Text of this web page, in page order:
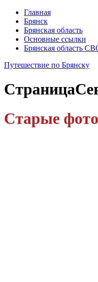
Главная
Брянск
Брянская область
Основные ссылки
Брянская область
Путешествие по Брянску
Страница
Старые